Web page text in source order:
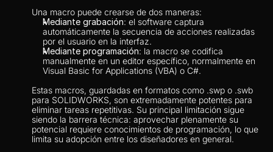
Una macro puede crearse de dos maneras:
Mediante grabación: el software captura
automáticamente la secuencia de acciones realizadas
por el usuario en la interfaz.
Mediante programación: la macro se codifica
manualmente en un editor específico, normalmente en
Visual Basic for Applications (VBA) o C#.
Estas macros, guardadas en formatos como .swp o .swb
para SOLIDWORKS, son extremadamente potentes para
eliminar tareas repetitivas. Su principal limitación sigue
siendo la barrera técnica: aprovechar plenamente su
potencial requiere conocimientos de programación, lo que
limita su adopción entre los diseñadores en general.